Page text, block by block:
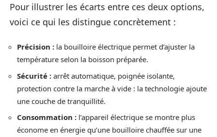
Pour illustrer les écarts entre ces deux options,
voici ce qui les distingue concrètement :
Précision : la bouilloire électrique permet d’ajuster la
température selon la boisson préparée.
Sécurité : arrêt automatique, poignée isolante,
protection contre la marche à vide : la technologie ajoute
une couche de tranquillité.
Consommation : l’appareil électrique se montre plus
économe en énergie qu’une bouilloire chauffée sur une